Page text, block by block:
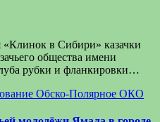
в Сибири» казачки
общества имени
рубки и фланкировки…
Обско-Полярное ОКО